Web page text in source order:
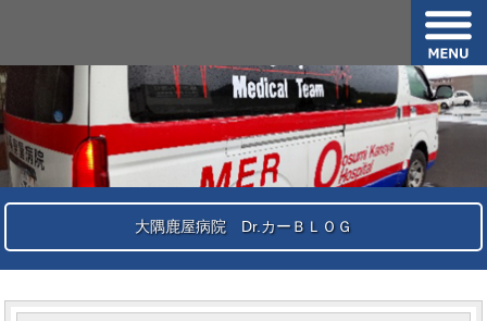
大隅鹿屋病院 Dr.カーＢＬＯＧ